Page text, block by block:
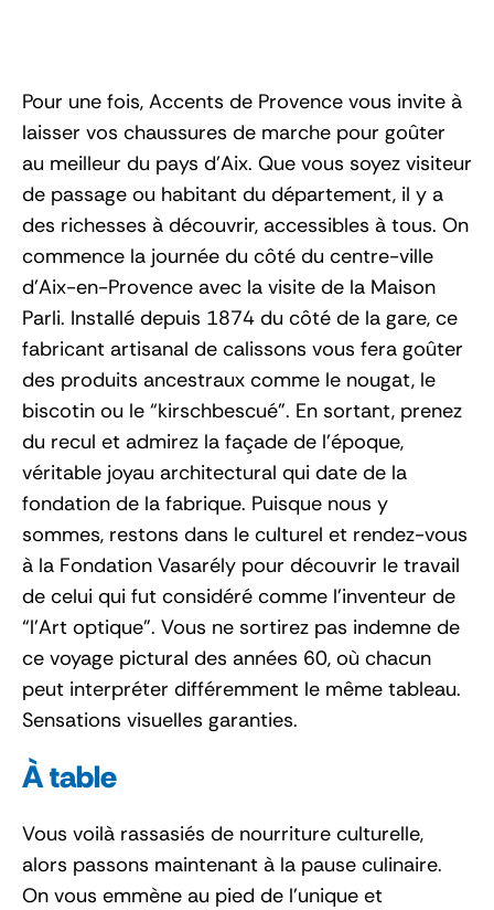
Pour une fois, Accents de Provence vous invite à
laisser vos chaussures de marche pour goûter
au meilleur du pays d’Aix. Que vous soyez visiteur
de passage ou habitant du département, il y a
des richesses à découvrir, accessibles à tous. On
commence la journée du côté du centre-ville
d’Aix-en-Provence avec la visite de la Maison
Parli. Installé depuis 1874 du côté de la gare, ce
fabricant artisanal de calissons vous fera goûter
des produits ancestraux comme le nougat, le
biscotin ou le “kirschbescué”. En sortant, prenez
du recul et admirez la façade de l’époque,
véritable joyau architectural qui date de la
fondation de la fabrique. Puisque nous y
sommes, restons dans le culturel et rendez-vous
à la Fondation Vasarély pour découvrir le travail
de celui qui fut considéré comme l’inventeur de
“l’Art optique”. Vous ne sortirez pas indemne de
ce voyage pictural des années 60, où chacun
peut interpréter différemment le même tableau.
Sensations visuelles garanties.
À table
Vous voilà rassasiés de nourriture culturelle,
alors passons maintenant à la pause culinaire.
On vous emmène au pied de l’unique et